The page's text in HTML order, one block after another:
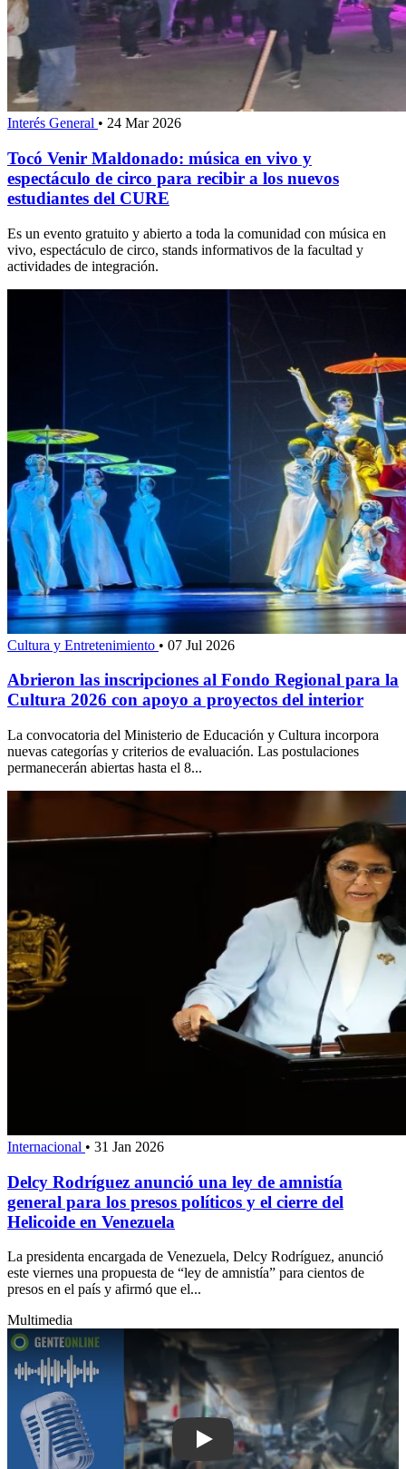
Interés General • 24 Mar 2026
Tocó Venir Maldonado: música en vivo y
espectáculo de circo para recibir a los nuevos
estudiantes del CURE
Es un evento gratuito y abierto a toda la comunidad con música en
vivo, espectáculo de circo, stands informativos de la facultad y
actividades de integración.
Cultura y Entretenimiento • 07 Jul 2026
Abrieron las inscripciones al Fondo Regional para la
Cultura 2026 con apoyo a proyectos del interior
La convocatoria del Ministerio de Educación y Cultura incorpora
nuevas categorías y criterios de evaluación. Las postulaciones
permanecerán abiertas hasta el 8...
Internacional • 31 Jan 2026
Delcy Rodríguez anunció una ley de amnistía
general para los presos políticos y el cierre del
Helicoide en Venezuela
La presidenta encargada de Venezuela, Delcy Rodríguez, anunció
este viernes una propuesta de “ley de amnistía” para cientos de
presos en el país y afirmó que el...
Multimedia
Play: Campaña de solidaridad de